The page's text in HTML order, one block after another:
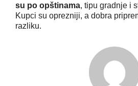
su po opštinama, tipu gradnje i
Kupci su oprezniji, a dobra
razliku.